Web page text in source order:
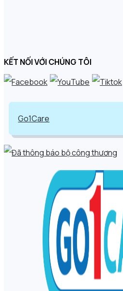
KẾT NỐI VỚI CHÚNG TÔI
Go1Care